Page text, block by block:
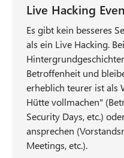
Live Hacking
Es gibt kein besseres
als ein Live Hacking.
Betroffenheit und
erheblich teurer ist als
Hütte vollmachen"
Security Days, etc.)
ansprechen
Meetings, etc.).